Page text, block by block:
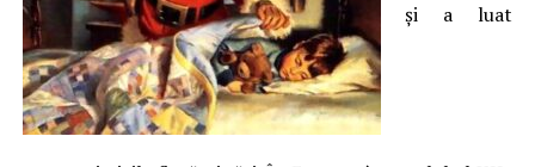
și a luat